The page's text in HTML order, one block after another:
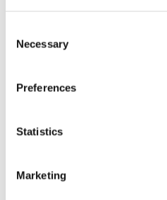
Selection
Necessary
Preferences
Statistics
Marketing
stämpellogotyp Avant